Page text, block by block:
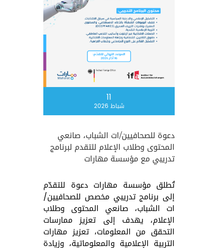
11
شباط 2026
دعوة للصحافيين/ات الشباب، صانعي
المحتوى وطلاب الإعلام للتقدم لبرنامج
تدريبي مع مؤسسة مهارات
تُطلقمؤسسة مهارات دعوة للتقدّم
إلى برنامج تدريبي مخصص للصحافيين/
ات الشباب، صانعي المحتوى وطلاب
الإعلام، يهدف إلى تعزيز ممارسات
التحقق من المعلومات، تعزيز مهارات
التربية الإعلامية والمعلوماتية، وزيادة